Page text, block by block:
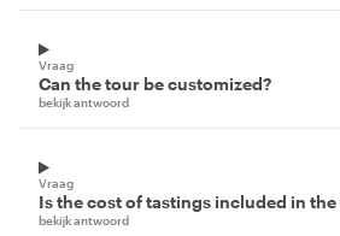
Vraag
Can the tour be customized?
bekijk antwoord
Vraag
Is the cost of tastings included in
bekijk antwoord